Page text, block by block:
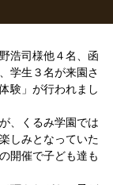
浩司様他４名、函
学生３名が来園さ
験」が行われまし
、くるみ学園では
しみとなっていた
開催で子ども達も